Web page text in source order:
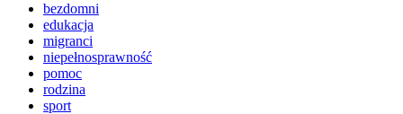
bezdomni
edukacja
migranci
niepełnosprawność
pomoc
rodzina
sport